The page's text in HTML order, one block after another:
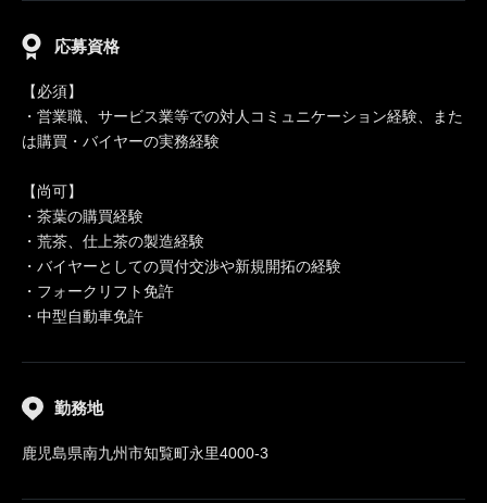
応募資格
【必須】
・営業職、サービス業等での対人コミュニケーション経験、また
は購買・バイヤーの実務経験
【尚可】
・茶葉の購買経験
・荒茶、仕上茶の製造経験
・バイヤーとしての買付交渉や新規開拓の経験
・フォークリフト免許
・中型自動車免許
勤務地
鹿児島県南九州市知覧町永里4000-3